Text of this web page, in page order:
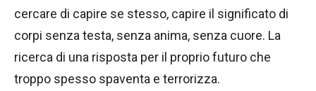
cercare di capire se stesso, capire il significato di
corpi senza testa, senza anima, senza cuore. La
ricerca di una risposta per il proprio futuro che
troppo spesso spaventa e terrorizza.